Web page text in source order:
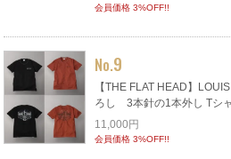
会員価格 3%OFF!!
No.9
【THE FLAT HEAD】
ろし 3本針の1本外し Tシ
11,000円
会員価格 3%OFF!!